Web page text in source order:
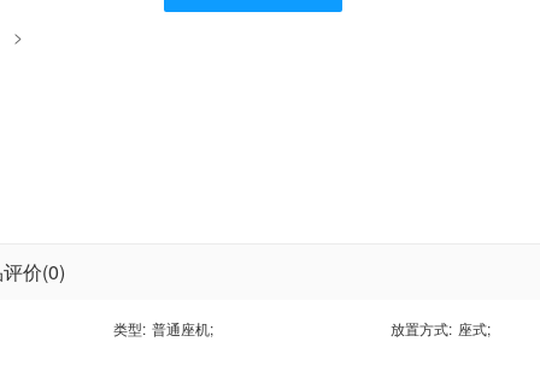
>
价(0)
类型: 普通座机; 放置方式: 座式;